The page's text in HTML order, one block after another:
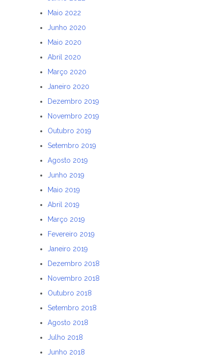
Maio 2022
Junho 2020
Maio 2020
Abril 2020
Março 2020
Janeiro 2020
Dezembro 2019
Novembro 2019
Outubro 2019
Setembro 2019
Agosto 2019
Junho 2019
Maio 2019
Abril 2019
Março 2019
Fevereiro 2019
Janeiro 2019
Dezembro 2018
Novembro 2018
Outubro 2018
Setembro 2018
Agosto 2018
Julho 2018
Junho 2018